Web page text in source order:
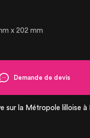
SALE
x 202 mm
Demande de devis
sur la Métropole lilloise à